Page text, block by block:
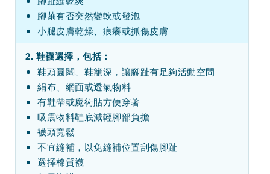
腳繭有否突然變軟或發泡
小腿皮膚乾燥、痕癢或抓傷皮膚
2. 鞋襪選擇，包括：
鞋頭圓闊、鞋籠深，讓腳趾有足夠活動空間
絹布、網面或透氣物料
有鞋帶或魔術貼方便穿著
吸震物料鞋底減輕腳部負擔
襪頭寬鬆
不宜縫補，以免縫補位置刮傷腳趾
選擇棉質襪